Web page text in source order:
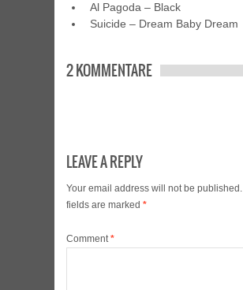
Al Pagoda – Black
Suicide – Dream Baby Dream
2 KOMMENTARE
LEAVE A REPLY
Your email address will not be published.
fields are marked *
Comment*